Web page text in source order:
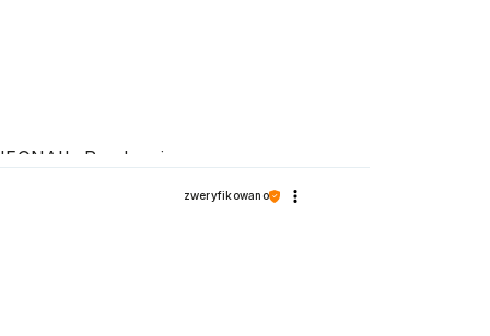
Pozdrawiamy
zweryfikowano